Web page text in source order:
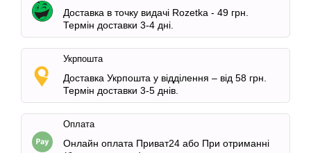
Доставка в точку видачі Rozetka - 49 грн.
Термін доставки 3-4 дні.
Укрпошта
Доставка Укрпошта у відділення – від 58 грн.
Термін доставки 3-5 днів.
Оплата
Онлайн оплата Приват24 або При отриманні